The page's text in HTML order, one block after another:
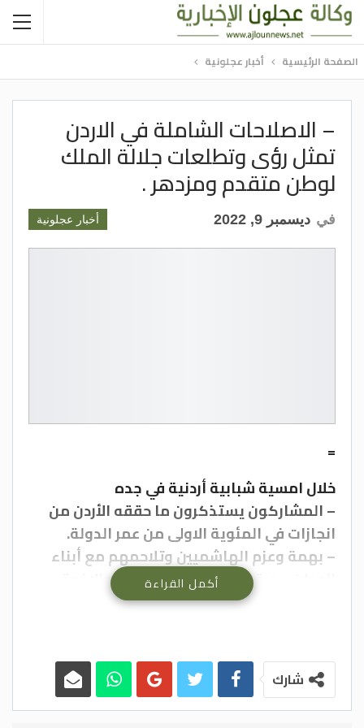
الصفحة الرئيسية أخبار عجلونية
– الاصلاحات الشاملة في الاردن
تمثل رؤى وتطلعات جلالة الملك
لوطن متقدم ومزدهر .
أخبار عجلونية في ديسمبر 9, 2022
=
خلال امسية شبابية أردنية في جده
– المشاركون يستذكرون ما حققه الأردن من
انجازات في المئوية الاولى من عمر الدولة.
– بهمة وعزم الهاشميين وتلاحمهم مع أبناء
الوطن سيبقى الأردن وطن المحبة والاخوة
والعيش المشترك .
– الوصاية الهاشمية على القدس والمقدسات
راسخة وثابته .
أكمل القراءة
شارك